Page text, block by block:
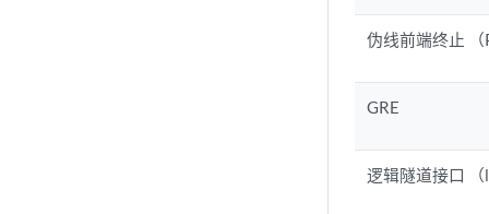
伪线前端终止 （
GRE
逻辑隧道接口 （